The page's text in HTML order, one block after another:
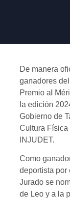
De manera
ganadores
Premio al
la edición
Gobierno de
Cultura Física
INJUDET.
Como
deportista por
Jurado se
de Leo y a la